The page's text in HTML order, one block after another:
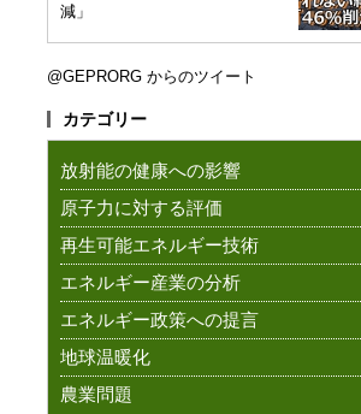
減」
@GEPRORG からのツイート
カテゴリー
放射能の健康への影響
原子力に対する評価
再生可能エネルギー技術
エネルギー産業の分析
エネルギー政策への提言
地球温暖化
農業問題